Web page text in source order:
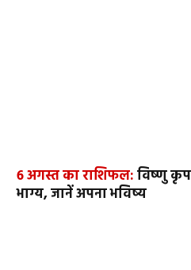
6 अगस्त का राशिफल:विष्णु
भाग्य, जानें अपना भविष्य